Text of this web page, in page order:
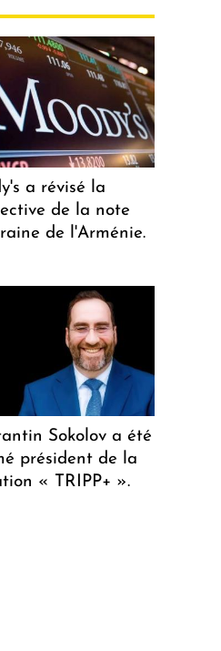
a révisé la
de la note
de l'Arménie.
Sokolov a été
président de la
« TRIPP+ ».